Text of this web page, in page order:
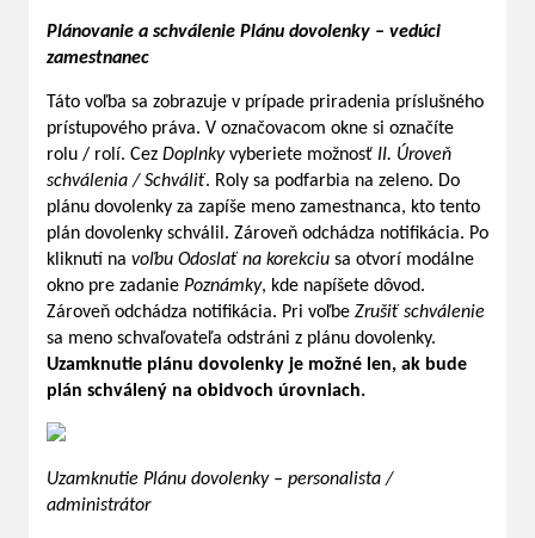
Plánovanie a schválenie Plánu dovolenky – vedúci
zamestnanec
Táto voľba sa zobrazuje v prípade priradenia príslušného
prístupového práva. V označovacom okne si označíte
rolu / rolí. Cez Doplnkyvyberiete možnosť II. Úroveň
schválenia / Schváliť. Roly sa podfarbia na zeleno. Do
plánu dovolenky za zapíše meno zamestnanca, kto tento
plán dovolenky schválil. Zároveň odchádza notifikácia. Po
kliknutí na voľbu Odoslať na korekciu sa otvorí modálne
okno pre zadanie Poznámky, kde napíšete dôvod.
Zároveň odchádza notifikácia. Pri voľbe Zrušiť schválenie
sa meno schvaľovateľa odstráni z plánu dovolenky.
Uzamknutie plánu dovolenky je možné len, ak bude
plán schválený na obidvoch úrovniach.
Uzamknutie Plánu dovolenky – personalista /
administrátor